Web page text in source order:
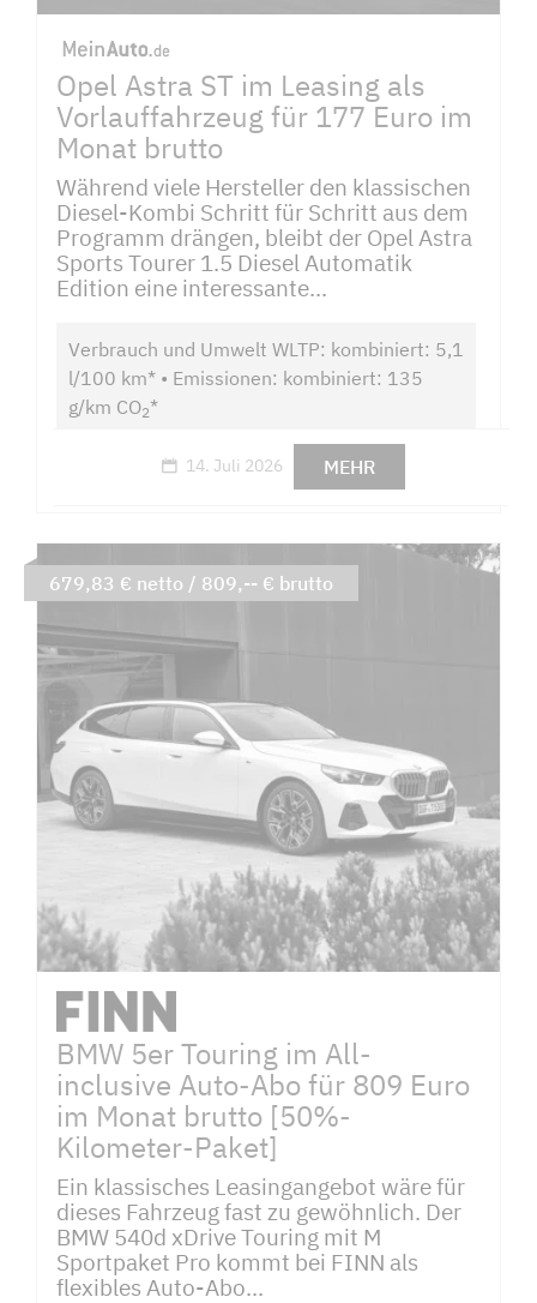
Opel Astra ST im Leasing als
Vorlauffahrzeug für 177 Euro im
Monat brutto
Während viele Hersteller den klassischen
Diesel-Kombi Schritt für Schritt aus dem
Programm drängen, bleibt der Opel Astra
Sports Tourer 1.5 Diesel Automatik
Edition eine interessante...
Verbrauch und Umwelt WLTP: kombiniert: 5,1
l/100 km* • Emissionen: kombiniert: 135
g/km CO2*
14. Juli 2026 MEHR
BMW 5er Touring im All-
inclusive Auto-Abo für 809 Euro
im Monat brutto [50%-
Kilometer-Paket]
Ein klassisches Leasingangebot wäre für
dieses Fahrzeug fast zu gewöhnlich. Der
BMW 540d xDrive Touring mit M
Sportpaket Pro kommt bei FINN als
flexibles Auto-Abo...
679,83 € netto / 809,-- € brutto